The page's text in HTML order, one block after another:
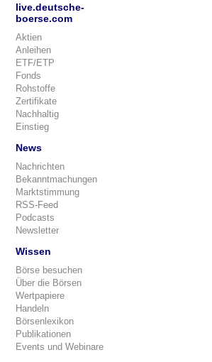
live.deutsche-
boerse.com
Aktien
Anleihen
ETF/ETP
Fonds
Rohstoffe
Zertifikate
Nachhaltig
Einstieg
News
Nachrichten
Bekanntmachungen
Marktstimmung
RSS-Feed
Podcasts
Newsletter
Wissen
Börse besuchen
Über die Börsen
Wertpapiere
Handeln
Börsenlexikon
Publikationen
Events und Webinare